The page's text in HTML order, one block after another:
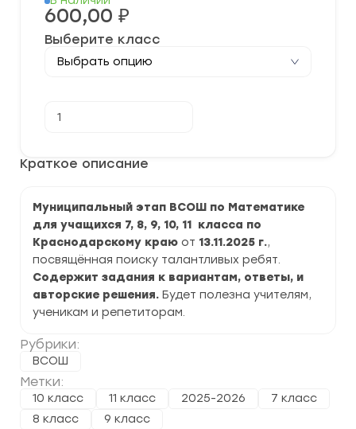
Краткое описание
Муниципальный этап ВСОШ по Математике
для учащихся 7, 8, 9, 10, 11 класса по
Краснодарскому краю от 13.11.2025 г.,
посвящённая поиску талантливых ребят.
Содержит задания к вариантам, ответы, и
авторские решения. Будет полезна учителям,
ученикам и репетиторам.
Рубрики:
ВСОШ
Метки:
10 класс 11 класс 2025-2026
7 класс
8 класс
9 класс
600,00 ₽
Выберите класс
товара
этап
ВСОШ
2025-
2026
г.
по
Краснодарскому
краю
ответы
и
задания